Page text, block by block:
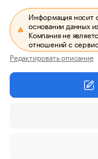
Информация носит
основании данных
Компания не
отношений с
Редактировать описание